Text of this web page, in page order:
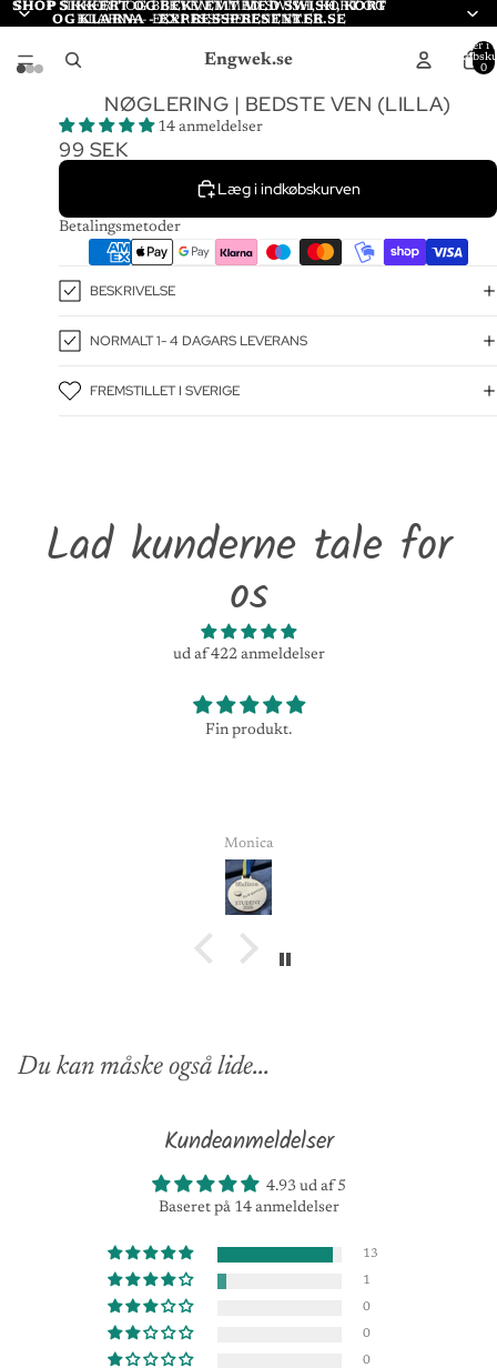
SHOP SIKKERT OG BEKVEMT MED SWISH, KORT
OG KLARNA - EXPRESSPRESENTER.SE
SHOP SIKKERT OG BEKVEMT MED SWISH, KORT OG
KLARNA - EXPRESSPRESENTER.SE
Engwek.se
Varer i
0
NØGLERING | BEDSTE VEN (LILLA)
14 anmeldelser
99 SEK
Læg i indkøbskurven
Betalingsmetoder
BESKRIVELSE
NORMALT 1- 4 DAGARS LEVERANS
FREMSTILLET I SVERIGE
Lad kunderne tale for
os
ud af 422 anmeldelser
Fin produkt.
Monica
Du kan måske også lide...
Kundeanmeldelser
4.93 ud af 5
Baseret på 14 anmeldelser
13
1
0
0
0